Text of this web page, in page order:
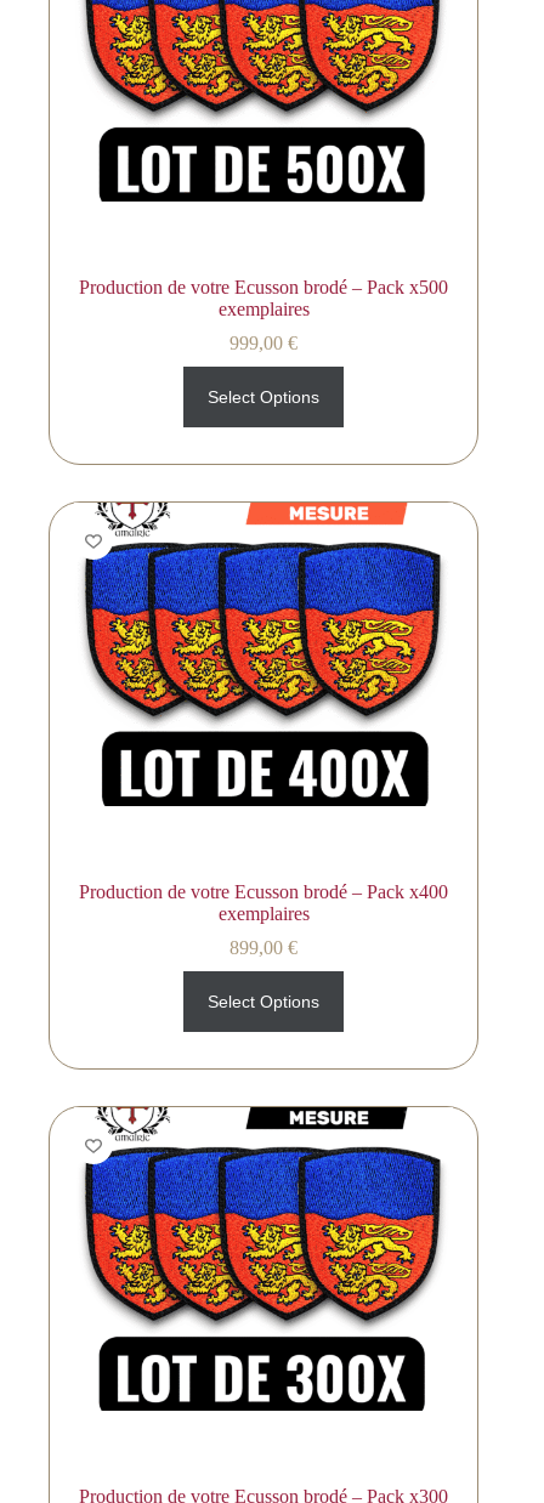
Production de votre Ecusson brodé – Pack x500
exemplaires
999,00€
Select Options
Production de votre Ecusson brodé – Pack x400
exemplaires
899,00€
Select Options
Production de votre Ecusson brodé – Pack x300